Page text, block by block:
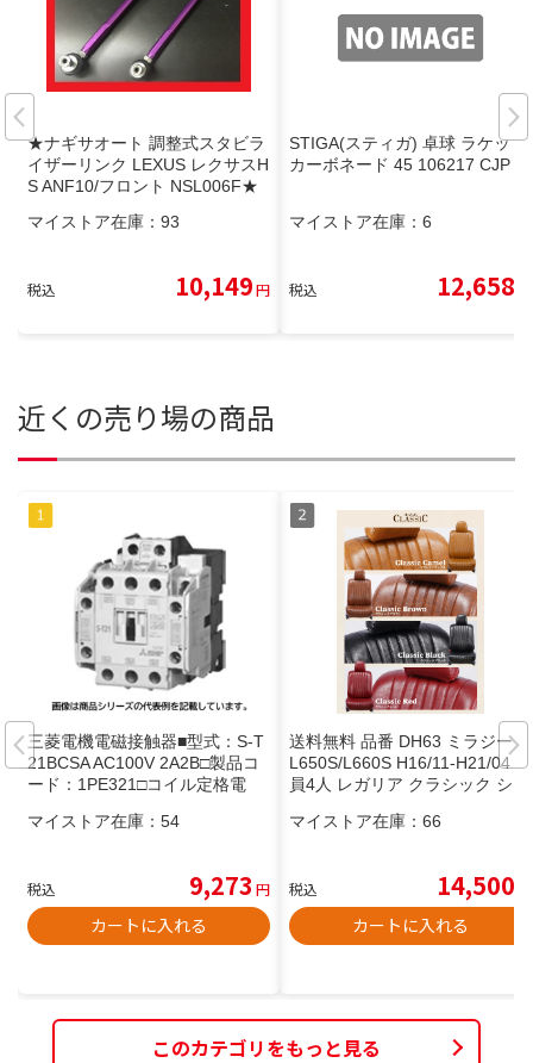
★ナギサオート 調整式スタビラ
イザーリンク LEXUS レクサスH
S ANF10/フロント NSL006F★
を適正角度に補正！
マイストア在庫： 93
税込 10,149円
STIGA(スティガ) 卓球 ラケット
カーボネード 45 106217 CJP
マイストア在庫： 6
税込 12,658
近くの売り場の商品
三菱電機電磁接触器■型式：S-T
21BCSA AC100V 2A2B□製品コ
ード：1PE321□コイル定格電
用電流(AC-3級)：4(3.7)KW□モ
マイストア在庫： 54
税込 9,273 円
カートに入れる
送料無料 品番 DH63 ミラジーノ
L650S/L660S H16/11-H21/04 定
員4人 レガリア クラシック シー
デザイン おしゃれ カーシート
マイストア在庫： 66
税込 14,500
カートに入れる
このカテゴリをもっと見る